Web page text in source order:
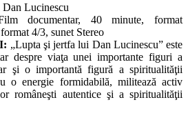
Lucinescu
documentar, 40 minute, format
4/3, sunet Stereo
„Lupta şi jertfa lui Dan Lucinescu” este
despre viaţa unei importante figuri a
şi o importantă figură a spiritualităţii
o energie formidabilă, militează activ
româneşti autentice şi a spiritualităţii